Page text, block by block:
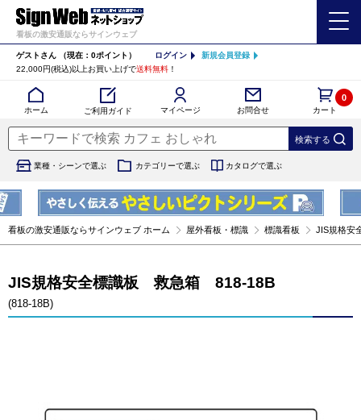
看板の激安通販ならサインウェブ
ゲストさん （現在：0ポイント） ログイン
新規会員登録
22,000円(税込)以上お買い上げで送料無料 ！
ホーム ご利用ガイド マイページ お問合せ カート
0
業種・シーンで選ぶ カテゴリーで選ぶ カタログで選ぶ
看板の激安通販ならサインウェブ ホーム 屋外看板・標識 標識看板 JIS規格安
JIS規格安全標識板 救急箱 818-18B
(818-18B)